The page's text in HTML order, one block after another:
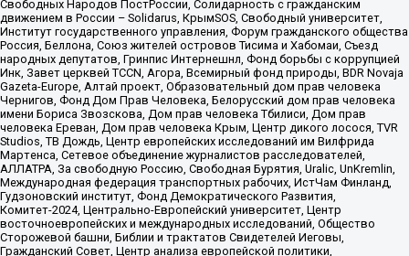
Свободных Народов ПостРоссии, Солидарность с гражданским
движением в России – Solidarus, КрымSOS, Свободный университет,
Институт государственного управления, Форум гражданского общества
Россия, Беллона, Союз жителей островов Тисима и Хабомаи, Съезд
народных депутатов, Гринпис Интернешнл, Фонд борьбы с коррупцией
Инк, Завет церквей TCCN, Агора, Всемирный фонд природы, BDR Novaja
Gazeta-Europe, Алтай проект, Образовательный дом прав человека
Чернигов, Фонд Дом Прав Человека, Белорусский дом прав человека
имени Бориса Звозскова, Дом прав человека Тбилиси, Дом прав
человека Ереван, Дом прав человека Крым, Центр дикого лосося, TVR
Studios, ТВ Дождь, Центр европейских исследований им Вилфрида
Мартенса, Сетевое объединение журналистов расследователей,
АЛЛАТРА, За свободную Россию, Свободная Бурятия, Uralic, UnKremlin,
Международная федерация транспортных рабочих, ИстЧам Финланд,
Гудзоновский институт, Фонд Демократического Развития,
Комитет-2024, Центрально-Европейский университет, Центр
восточноевропейских и международных исследований, Общество
Сторожевой башни, Библии и трактатов Свидетелей Иеговы,
Гражданский Совет, Центр анализа европейской политики,